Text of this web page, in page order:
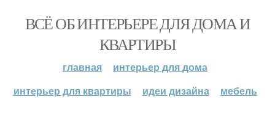
ВСЁ ОБ ИНТЕРЬЕРЕ ДЛЯ ДОМА И
КВАРТИРЫ
главная
интерьер для дома
интерьер для квартиры
идеи дизайна мебель